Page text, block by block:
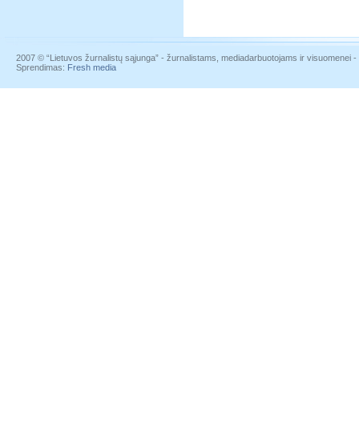
2007 © “Lietuvos žurnalistų sąjunga” - žurnalistams, mediadarbuotojams ir visuomenei
Sprendimas: Fresh media